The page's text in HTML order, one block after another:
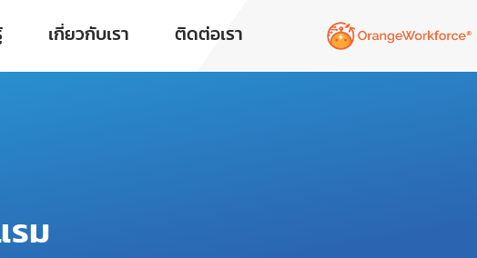
เกี่ยวกับเรา ติดต่อเรา
รม